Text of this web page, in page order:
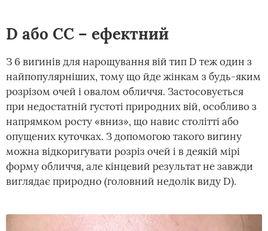
D або СС – ефектний
З 6 вигинів для нарощування вій тип D теж один з
найпопулярніших, тому що йде жінкам з будь-яким
розрізом очей і овалом обличчя. Застосовується
при недостатній густоті природних вій, особливо з
напрямком росту «вниз», що навис столітті або
опущених куточках. З допомогою такого вигину
можна відкоригувати розріз очей і в деякій мірі
форму обличчя, але кінцевий результат не завжди
виглядає природно (головний недолік виду D).